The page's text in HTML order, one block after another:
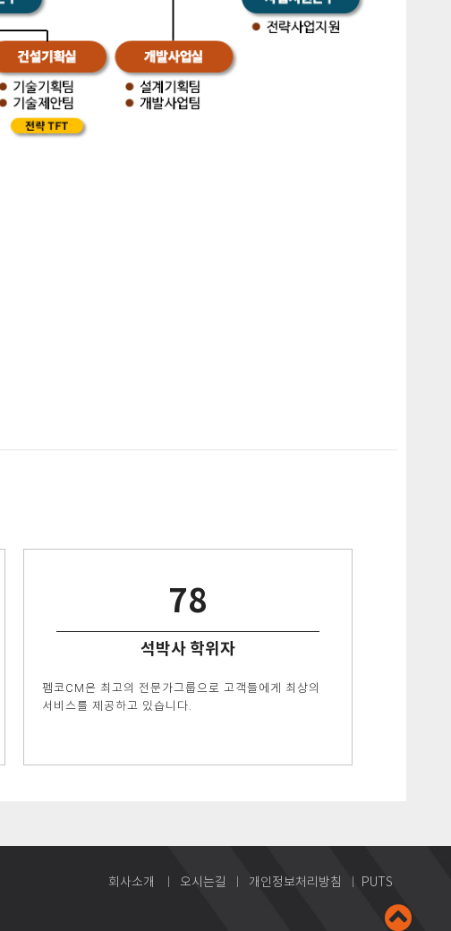
78
석박사 학위자
펨코CM은 최고의 전문가그룹으로 고객들에게 최상의
서비스를 제공하고 있습니다.
회사소개 오시는길 개인정보처리방침 PUTS